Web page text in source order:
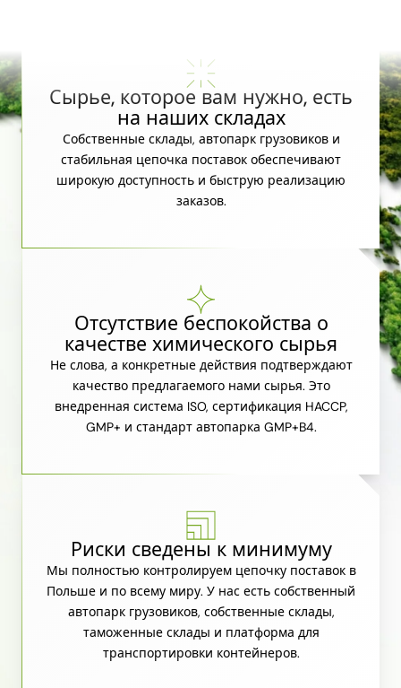
Сырье, которое вам нужно, есть
на наших складах
Собственные склады, автопарк грузовиков и
стабильная цепочка поставок обеспечивают
широкую доступность и быструю реализацию
заказов.
Отсутствие беспокойства о
качестве химического сырья
Не слова, а конкретные действия подтверждают
качество предлагаемого нами сырья. Это
внедренная система ISO, сертификация HACCP,
GMP+ и стандарт автопарка GMP+B4.
Риски сведены к минимуму
Мы полностью контролируем цепочку поставок в
Польше и по всему миру. У нас есть собственный
автопарк грузовиков, собственные склады,
таможенные склады и платформа для
транспортировки контейнеров.